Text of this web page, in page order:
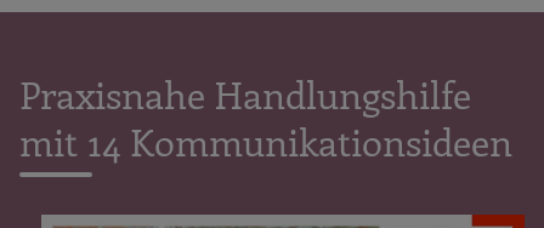
Praxisnahe Handlungshilfe
mit 14 Kommunikationsideen